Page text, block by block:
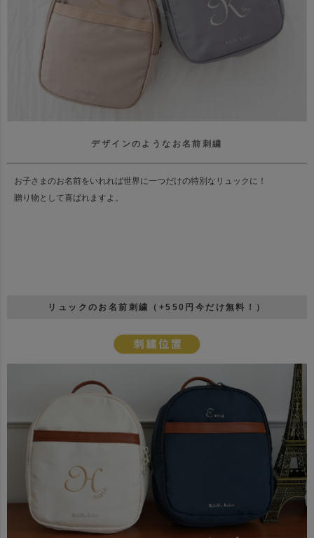
デザインのようなお名前刺繍
お子さまのお名前をいれれば世界に一つだけの特別なリュックに！
贈り物として喜ばれますよ。
リュックのお名前刺繍（+550円今だけ無料！）